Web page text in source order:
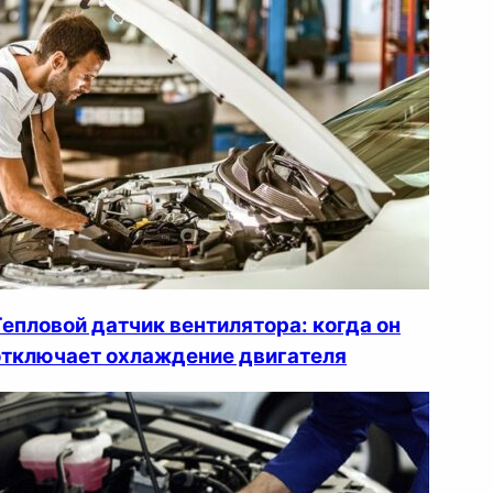
датчик вентилятора: когда он
охлаждение двигателя